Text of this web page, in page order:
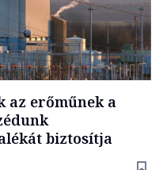
az erőműnek a
biztosítja